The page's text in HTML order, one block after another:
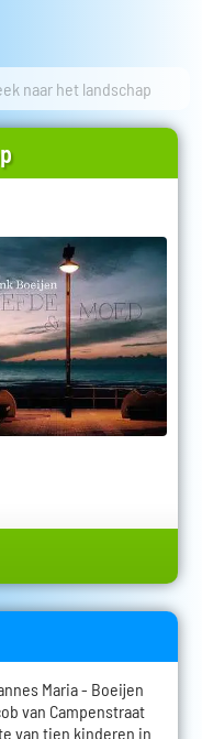
naar het landschap
Maria - Boeijen
van Campenstraat
van tien kinderen in